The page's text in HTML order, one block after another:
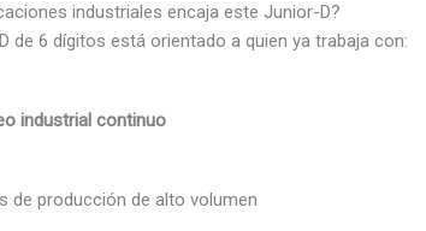
industriales encaja este Junior-D?
de 6 dígitos está orientado a quien ya trabaja con:
industrial continuo
de producción de alto volumen